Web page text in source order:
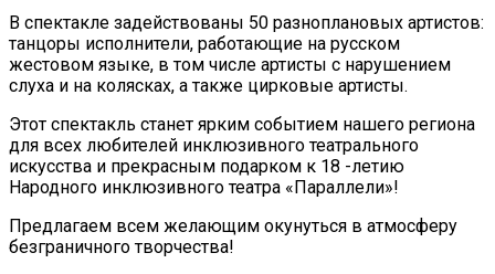
В спектакле задействованы 50 разноплановых артистов:
танцоры исполнители, работающие на русском
жестовом языке, в том числе артисты с нарушением
слуха и на колясках, а также цирковые артисты.
Этот спектакль станет ярким событием нашего региона
для всех любителей инклюзивного театрального
искусства и прекрасным подарком к 18 -летию
Народного инклюзивного театра «Параллели»!
Предлагаем всем желающим окунуться в атмосферу
безграничного творчества!